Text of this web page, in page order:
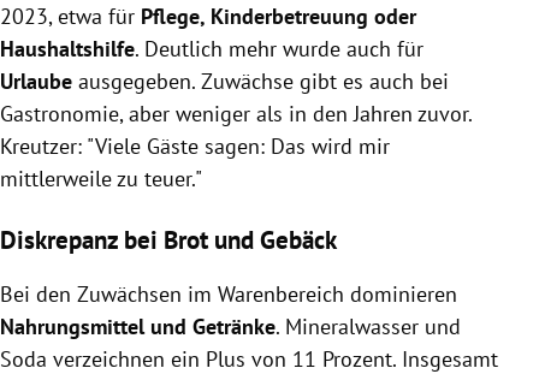
2023, etwa für Pflege, Kinderbetreuung oder
Haushaltshilfe. Deutlich mehr wurde auch für
Urlaube ausgegeben. Zuwächse gibt es auch bei
Gastronomie, aber weniger als in den Jahren zuvor.
Kreutzer: "Viele Gäste sagen: Das wird mir
mittlerweile zu teuer."
Diskrepanz bei Brot und Gebäck
Bei den Zuwächsen im Warenbereich dominieren
Nahrungsmittel und Getränke. Mineralwasser und
Soda verzeichnen ein Plus von 11 Prozent. Insgesamt